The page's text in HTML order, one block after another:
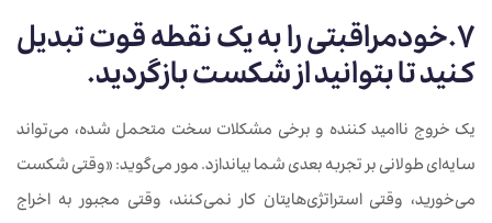
7.خودمراقبتی را به یک نقطه قوت تبدیل
کنید تا بتوانید از شکست بازگردید.
یک خروج ناامید کننده و برخی مشکلات سخت متحمل شده، می‌تواند
سایه‌ای طولانی بر تجربه بعدی شما بیاندازد. مور می‌گوید: «وقتی شکست
می‌خورید، وقتی استراتژی‌هایتان کار نمی‌کنند، وقتی مجبور به اخراج